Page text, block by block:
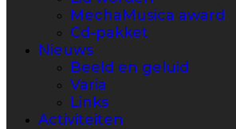
MechaMusica award
Cd-pakket
Nieuws
Beeld en geluid
Varia
Links
Activiteiten